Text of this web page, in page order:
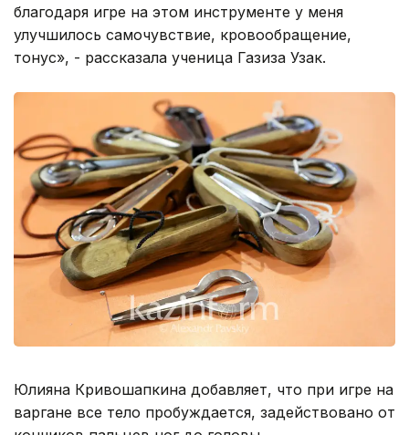
благодаря игре на этом инструменте у меня
улучшилось самочувствие, кровообращение,
тонус», - рассказала ученица Газиза Узак.
Юлияна Кривошапкина добавляет, что при игре на
варгане все тело пробуждается, задействовано от